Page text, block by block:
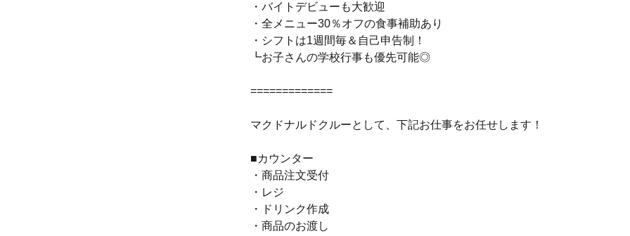
・バイトデビューも大歓迎
・全メニュー30％オフの食事補助あり
・シフトは1週間毎＆自己申告制！
┗お子さんの学校行事も優先可能◎
=============
マクドナルドクルーとして、下記お仕事をお任せします！
■カウンター
・商品注文受付
・レジ
・ドリンク作成
・商品のお渡し